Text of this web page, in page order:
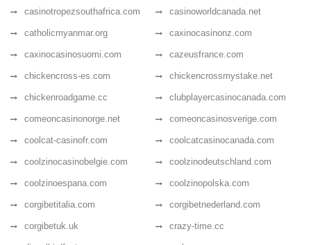
casinotropezsouthafrica.com casinoworldcanada.net
catholicmyanmar.org caxinocasinonz.com
caxinocasinosuomi.com cazeusfrance.com
chickencross-es.com chickencrossmystake.net
chickenroadgame.cc clubplayercasinocanada.com
comeoncasinonorge.net comeoncasinosverige.com
coolcat-casinofr.com coolcatcasinocanada.com
coolzinocasinobelgie.com coolzinodeutschland.com
coolzinoespana.com coolzinopolska.com
corgibetitalia.com corgibetnederland.com
corgibetuk.uk crazy-time.cc